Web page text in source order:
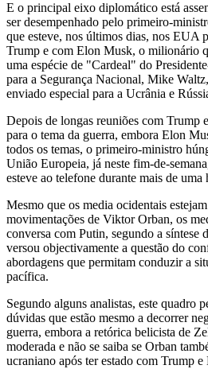
E o principal eixo diplomático está
ser desempenhado pelo primeiro-
que esteve, nos últimos dias, nos EUA
Trump e com Elon Musk, o milionário
uma espécie de "Cardeal" do
para a Segurança Nacional, Mike
enviado especial para a Ucrânia e
Depois de longas reuniões com Trump
para o tema da guerra, embora Elon
todos os temas, o primeiro-ministro
União Europeia, já neste fim-de-
esteve ao telefone durante mais de
Mesmo que os media ocidentais
movimentações de Viktor Orban, os
conversa com Putin, segundo a
versou objectivamente a questão do
abordagens que permitam conduzir a
pacífica.
Segundo alguns analistas, este quadro
dúvidas que estão mesmo a decorrer
guerra, embora a retórica belicista de
moderada e não se saiba se Orban
ucraniano após ter estado com Trump e